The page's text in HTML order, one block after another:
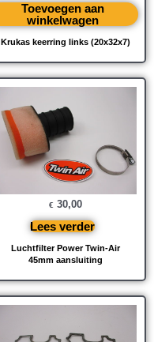
Krukas keerring links (20x32x7)
Toevoegen aan
winkelwagen
Luchtfilter Power Twin-Air
45mm aansluiting
€ 30,00
Lees verder